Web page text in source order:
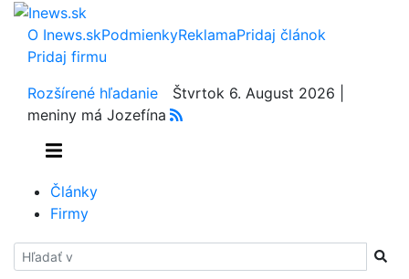
O Inews.skPodmienkyReklamaPridaj článok
Pridaj firmu
Rozšírené hľadanie
Štvrtok 6. August 2026 |
meniny má Jozefína
Články
Firmy
Hladať